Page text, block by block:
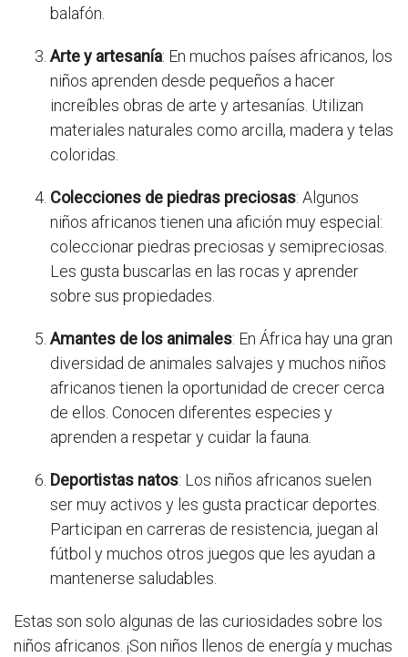
balafón.
Arte y artesanía: En muchos países africanos, los
niños aprenden desde pequeños a hacer
increíbles obras de arte y artesanías. Utilizan
materiales naturales como arcilla, madera y telas
coloridas.
Colecciones de piedras preciosas: Algunos
niños africanos tienen una afición muy especial:
coleccionar piedras preciosas y semipreciosas.
Les gusta buscarlas en las rocas y aprender
sobre sus propiedades.
Amantes de los animales: En África hay una gran
diversidad de animales salvajes y muchos niños
africanos tienen la oportunidad de crecer cerca
de ellos. Conocen diferentes especies y
aprenden a respetar y cuidar la fauna.
Deportistas natos: Los niños africanos suelen
ser muy activos y les gusta practicar deportes.
Participan en carreras de resistencia, juegan al
fútbol y muchos otros juegos que les ayudan a
mantenerse saludables.
Estas son solo algunas de las curiosidades sobre los
niños africanos. ¡Son niños llenos de energía y muchas